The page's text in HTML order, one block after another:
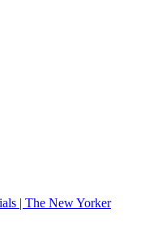
| The New Yorker